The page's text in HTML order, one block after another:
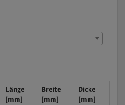
Länge
[mm]
Breite
[mm]
Dicke
[mm]